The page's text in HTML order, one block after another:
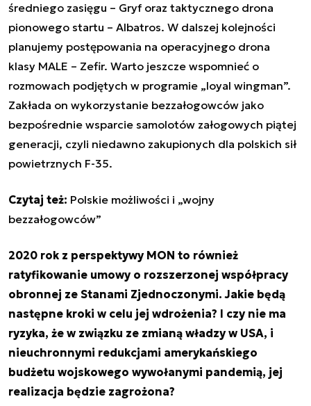
średniego zasięgu – Gryf oraz taktycznego drona
pionowego startu – Albatros. W dalszej kolejności
planujemy postępowania na operacyjnego drona
klasy MALE – Zefir. Warto jeszcze wspomnieć o
rozmowach podjętych w programie „loyal wingman”.
Zakłada on wykorzystanie bezzałogowców jako
bezpośrednie wsparcie samolotów załogowych piątej
generacji, czyli niedawno zakupionych dla polskich sił
powietrznych F-35.
Czytaj też: Polskie możliwości i „wojny
bezzałogowców”
2020 rok z perspektywy MON to również
ratyfikowanie umowy o rozszerzonej współpracy
obronnej ze Stanami Zjednoczonymi. Jakie będą
następne kroki w celu jej wdrożenia? I czy nie ma
ryzyka, że w związku ze zmianą władzy w USA, i
nieuchronnymi redukcjami amerykańskiego
budżetu wojskowego wywołanymi pandemią, jej
realizacja będzie zagrożona?